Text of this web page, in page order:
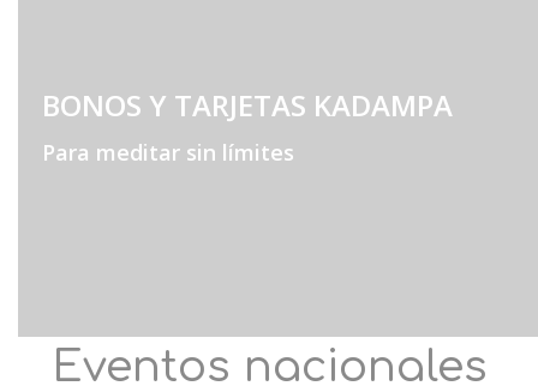
BONOS Y TARJETAS KADAMPA
Para meditar sin límites
Eventos nacionales